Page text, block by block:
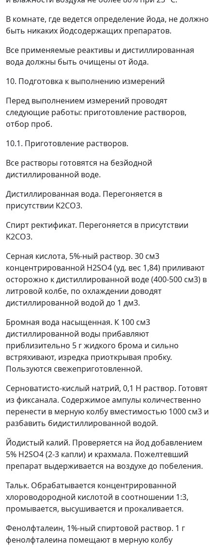
В комнате, где ведется определение йода, не должно
быть никаких йодсодержащих препаратов.
Все применяемые реактивы и дистиллированная
вода должны быть очищены от йода.
10. Подготовка к выполнению измерений
Перед выполнением измерений проводят
следующие работы: приготовление растворов,
отбор проб.
10.1. Приготовление растворов.
Все растворы готовятся на безйодной
дистиллированной воде.
Дистиллированная вода. Перегоняется в
присутствии K2CO3.
Спирт ректификат. Перегоняется в присутствии
K2CO3.
Серная кислота, 5%-ный раствор. 30 см3
концентрированной H2SO4(уд. вес 1,84) приливают
осторожно к дистиллированной воде (400-500 см3) в
литровой колбе, по охлаждении доводят
дистиллированной водой до 1 дм3.
Бромная вода насыщенная. К 100 см3
дистиллированной воды прибавляют
приблизительно 5 г жидкого брома и сильно
встряхивают, изредка приоткрывая пробку.
Пользуются свежеприготовленной.
Серноватисто-кислый натрий, 0,1 Н раствор. Готовят
из фиксанала. Содержимое ампулы количественно
перенести в мерную колбу вместимостью 1000 см3 и
разбавить бидистиллированной водой.
Йодистый калий. Проверяется на йод добавлением
5% H2SO4(2-3 капли) и крахмала. Пожелтевший
препарат выдерживается на воздухе до побеления.
Тальк. Обрабатывается концентрированной
хлороводородной кислотой в соотношении 1:3,
промывается, высушивается и прокаливается.
Фенолфталеин, 1%-ный спиртовой раствор. 1 г
фенолфталеина помещают в мерную колбу